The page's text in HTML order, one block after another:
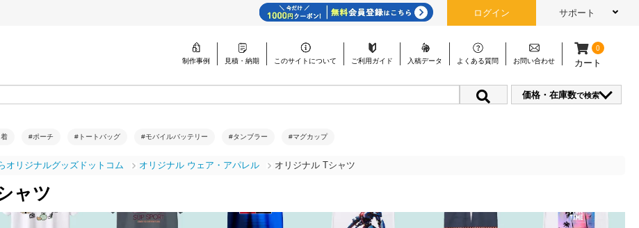
ログイン サポート
制作事例
見積・納期 このサイトについて ご利用ガイド 入稿データ よくある質問 お問い合わせ
0
カート
価格・在庫数で検索
#ポーチ #トートバッグ #モバイルバッテリー #タンブラー #マグカップ
オリジナルグッズドットコム オリジナル ウェア・アパレル オリジナル Tシャツ
ャツ